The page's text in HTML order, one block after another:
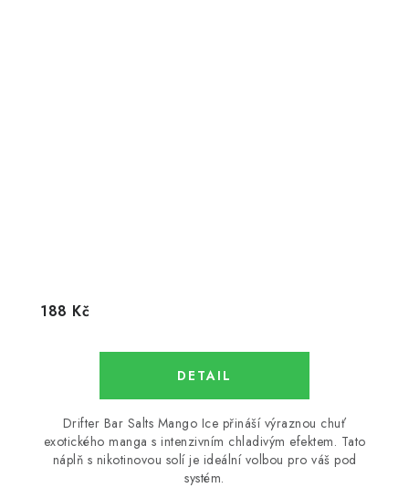
188 Kč
Drifter Bar Salts Mango Ice přináší výraznou chuť
exotického manga s intenzivním chladivým efektem. Tato
náplň s nikotinovou solí je ideální volbou pro váš pod
systém.